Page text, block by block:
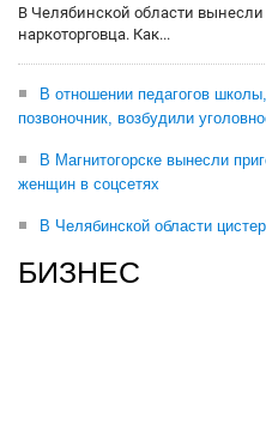
В Челябинской области
наркоторговца. Как...
В отношении педагогов
позвоночник, возбудили
В Магнитогорске вынесли
женщин в соцсетях
В Челябинской области
БИЗНЕС